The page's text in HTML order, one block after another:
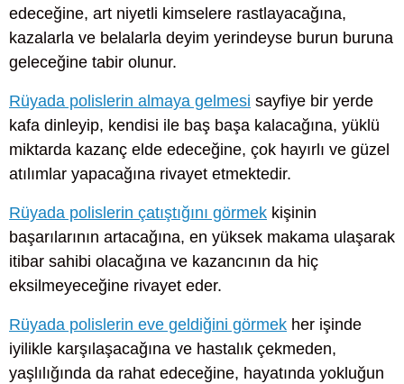
edeceğine, art niyetli kimselere rastlayacağına,
kazalarla ve belalarla deyim yerindeyse burun buruna
geleceğine tabir olunur.
Rüyada polislerin almaya gelmesi sayfiye bir yerde
kafa dinleyip, kendisi ile baş başa kalacağına, yüklü
miktarda kazanç elde edeceğine, çok hayırlı ve güzel
atılımlar yapacağına rivayet etmektedir.
Rüyada polislerin çatıştığını görmek kişinin
başarılarının artacağına, en yüksek makama ulaşarak
itibar sahibi olacağına ve kazancının da hiç
eksilmeyeceğine rivayet eder.
Rüyada polislerin eve geldiğini görmek her işinde
iyilikle karşılaşacağına ve hastalık çekmeden,
yaşlılığında da rahat edeceğine, hayatında yokluğun